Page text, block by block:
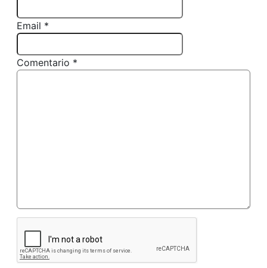
Email *
Comentario *